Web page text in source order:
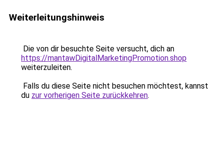
Weiterleitungshinweis
Die von dir besuchte Seite versucht, dich an
https://mantawDigitalMarketingPromotion.shop
weiterzuleiten.
Falls du diese Seite nicht besuchen möchtest, kannst
du zur vorherigen Seite zurückkehren.